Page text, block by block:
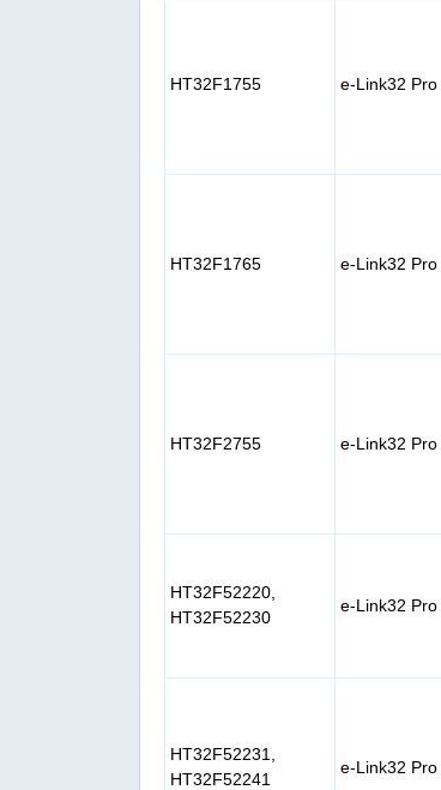
HT32F1755 e-Link32 Pro
HT32F1765 e-Link32 Pro
HT32F2755 e-Link32 Pro
HT32F52220,
HT32F52230
e-Link32 Pro
HT32F52231,
HT32F52241
e-Link32 Pro